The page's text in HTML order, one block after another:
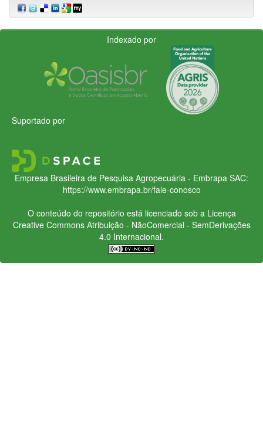
Indexado por
Suportado por
Empresa Brasileira de Pesquisa Agropecuária - Embrapa SAC:
https://www.embrapa.br/fale-conosco
O conteúdo do repositório está licenciado sob a Licença
Creative CommonsAtribuição - NãoComercial - SemDerivações
4.0 Internacional.